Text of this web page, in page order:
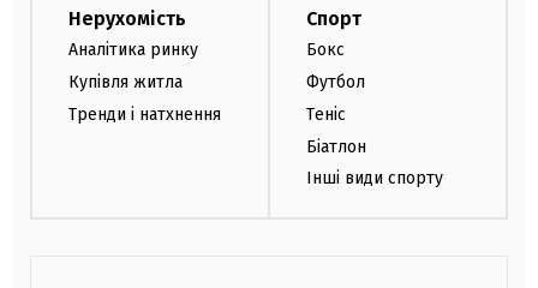
Нерухомість
Аналітика ринку
Купівля житла
Тренди і натхнення
Спорт
Бокс
Футбол
Теніс
Біатлон
Інші види спорту